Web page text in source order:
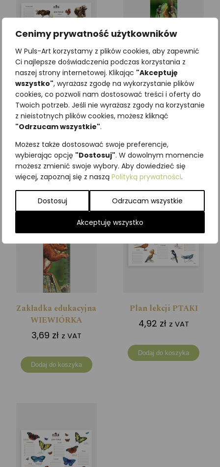
Cenimy prywatność użytkowników
W Puls-Art korzystamy z plików cookies, aby zapewnić
Ci najlepsze doświadczenia podczas korzystania z
naszej strony internetowej. Klikając "Akceptuję
wszystko", wyrażasz zgodę na wykorzystanie plików
cookies, co pozwoli nam dostosować treści i oferty do
Twoich potrzeb. Jeśli nie wyrażasz zgody na korzystanie
z nieistotnych plików cookies, możesz kliknąć
"Odrzucam wszystkie".
Możesz także dostosować swoje preferencje,
wybierając opcję "Dostosuj". W dowolnym momencie
możesz zmienić swoje wybory. Aby dowiedzieć się
więcej, zapoznaj się z naszą Polityką prywatności.
Dostosuj Odrzucam wszystkie
Akceptuję wszystko
Plan lekcji SSAKI
4,92zł z VAT
Zakładka edukacyjna
RZEKOTKA DRZEWNA
3,69zł
Dodaj do koszyka
Zakładka edukacyjna
WIEWIÓRKA
3,69 zł z VAT
Dodaj do koszyka
Plan lekcji PTAKI
4,92 zł z VAT
Dodaj do koszyka